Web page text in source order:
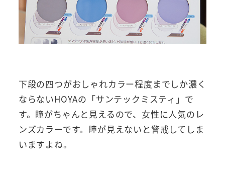
下段の四つがおしゃれカラー程度までしか濃く
ならないHOYAの「サンテックミスティ」で
す。瞳がちゃんと見えるので、女性に人気のレ
ンズカラーです。瞳が見えないと警戒してしま
いますよね。